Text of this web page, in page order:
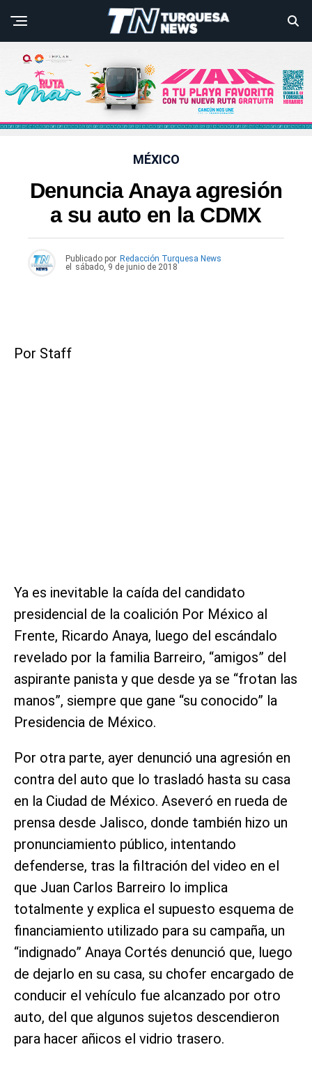
MÉXICO
Denuncia Anaya agresión
a su auto en la CDMX
Publicado por Redacción Turquesa News
el
sábado, 9 de junio de 2018
Por Staff
Ya es inevitable la caída del candidato
presidencial de la coalición Por México al
Frente, Ricardo Anaya, luego del escándalo
revelado por la familia Barreiro, “amigos” del
aspirante panista y que desde ya se “frotan las
manos”, siempre que gane “su conocido” la
Presidencia de México.
Por otra parte, ayer denunció una agresión en
contra del auto que lo trasladó hasta su casa
en la Ciudad de México. Aseveró en rueda de
prensa desde Jalisco, donde también hizo un
pronunciamiento público, intentando
defenderse, tras la filtración del video en el
que Juan Carlos Barreiro lo implica
totalmente y explica el supuesto esquema de
financiamiento utilizado para su campaña, un
“indignado” Anaya Cortés denunció que, luego
de dejarlo en su casa, su chofer encargado de
conducir el vehículo fue alcanzado por otro
auto, del que algunos sujetos descendieron
para hacer añicos el vidrio trasero.